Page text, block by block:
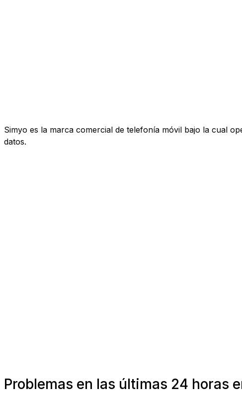
Simyo es la marca comercial de telefonía móvil bajo la cual
datos.
Problemas en las últimas 24 horas